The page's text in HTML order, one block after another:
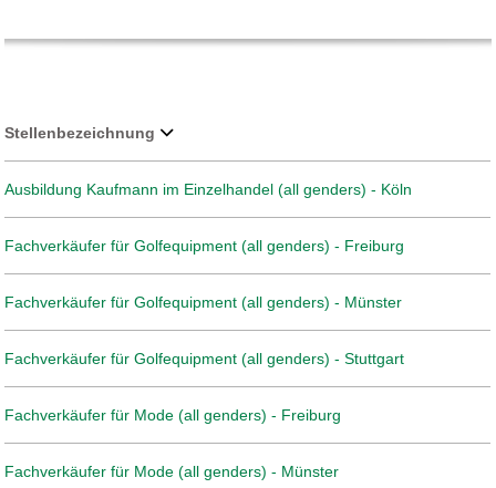
Stellenbezeichnung
Ausbildung Kaufmann im Einzelhandel (all genders) - Köln
Fachverkäufer für Golfequipment (all genders) - Freiburg
Fachverkäufer für Golfequipment (all genders) - Münster
Fachverkäufer für Golfequipment (all genders) - Stuttgart
Fachverkäufer für Mode (all genders) - Freiburg
Fachverkäufer für Mode (all genders) - Münster